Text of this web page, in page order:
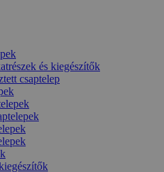
és kiegészítők
csaptelep